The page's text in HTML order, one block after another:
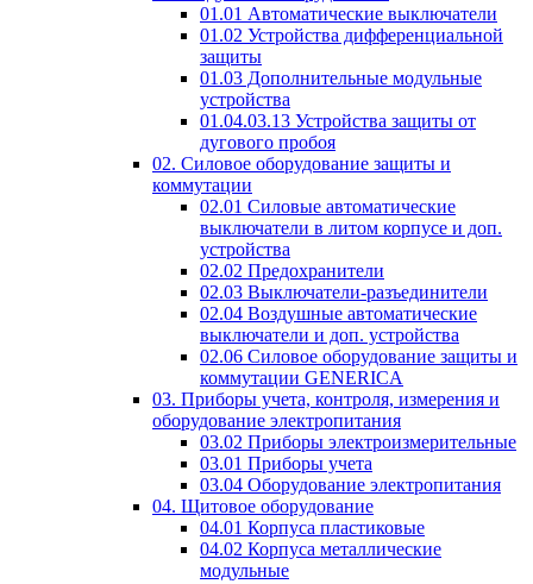
01.01 Автоматические выключатели
01.02 Устройства дифференциальной
защиты
01.03 Дополнительные модульные
устройства
01.04.03.13 Устройства защиты от
дугового пробоя
02. Силовое оборудование защиты и
коммутации
02.01 Силовые автоматические
выключатели в литом корпусе и доп.
устройства
02.02 Предохранители
02.03 Выключатели-разъединители
02.04 Воздушные автоматические
выключатели и доп. устройства
02.06 Силовое оборудование защиты и
коммутации GENERICA
03. Приборы учета, контроля, измерения и
оборудование электропитания
03.02 Приборы электроизмерительные
03.01 Приборы учета
03.04 Оборудование электропитания
04. Щитовое оборудование
04.01 Корпуса пластиковые
04.02 Корпуса металлические
модульные